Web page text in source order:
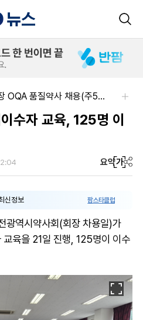
알보젠코리아-향남공장 OQA 품질약사 채용(주5일/파트타임 가능)
수자 교육, 125명 이
요약가
신정보 팜스타클럽
광역시약사회(회장 차용일)가
육을 21일 진행, 125명이 이수